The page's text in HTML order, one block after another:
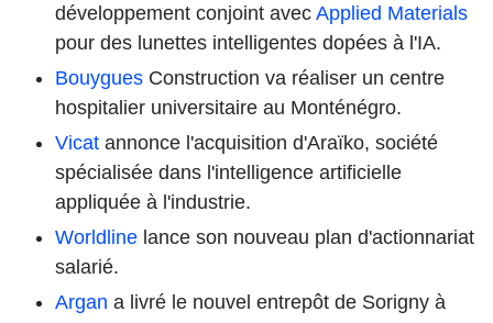
développement conjoint avec Applied Materials
pour des lunettes intelligentes dopées à l'IA.
Bouygues Construction va réaliser un centre
hospitalier universitaire au Monténégro.
Vicat annonce l'acquisition d'Araïko, société
spécialisée dans l'intelligence artificielle
appliquée à l'industrie.
Worldline lance son nouveau plan d'actionnariat
salarié.
Argan a livré le nouvel entrepôt de Sorigny à